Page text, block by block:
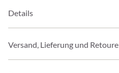
Details
Versand, Lieferung und Retoure